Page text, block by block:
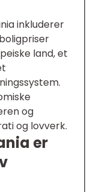
inkluderer
land, et
og
og lovverk.
er